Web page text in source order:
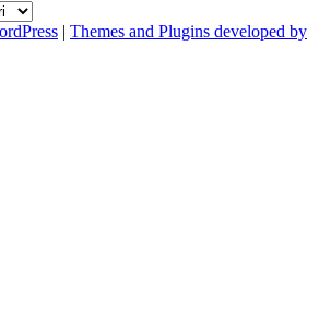
| Themes and Plugins developed by